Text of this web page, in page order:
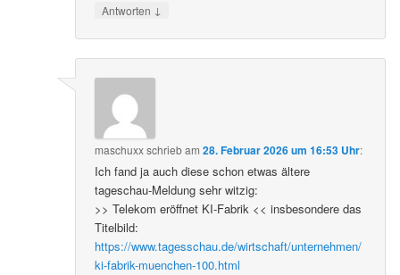
Antworten ↓
maschuxxschriebam28. Februar 2026 um 16:53 Uhr:
Ich fand ja auch diese schon etwas ältere
tageschau-Meldung sehr witzig:
>> Telekom eröffnet KI-Fabrik << insbesondere das
Titelbild:
https://www.tagesschau.de/wirtschaft/unternehmen/
ki-fabrik-muenchen-100.html